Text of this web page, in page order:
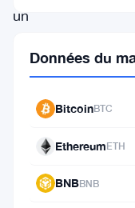
un
spécial
principaux
Données du
BitcoinBTC
EthereumETH
BNBBNB